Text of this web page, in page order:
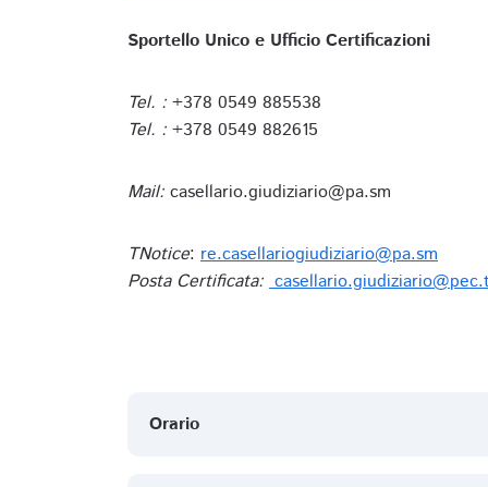
Sportello Unico e Ufficio Certificazioni
Tel. : +378 0549 885538
Tel. : +378 0549 882615
Mail: casellario.giudiziario@pa.sm
TNotice: re.casellariogiudiziario@pa.sm
Posta Certificata:
Orario